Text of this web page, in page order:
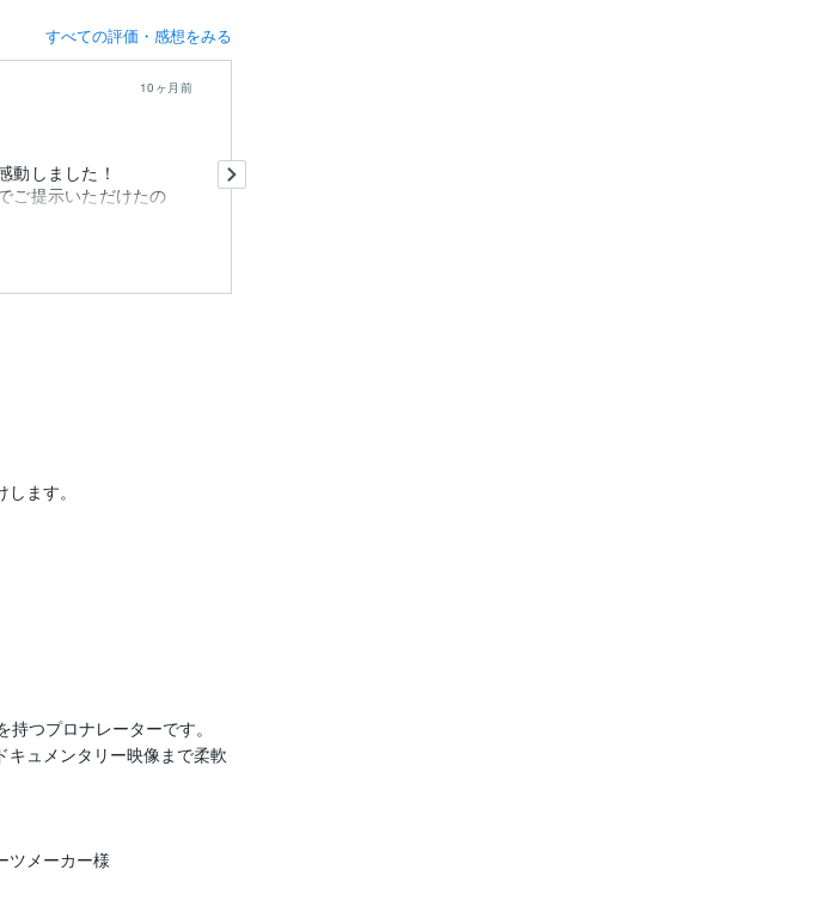
すべての評価・感想をみる
10ヶ月前
動しました！
ご提示いただけたの
ます。
つプロナレーターです。
ュメンタリー映像まで柔軟
ツメーカー様